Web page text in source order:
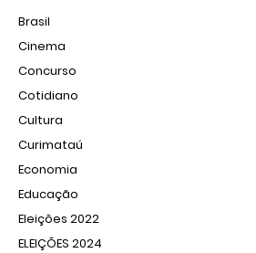
Brasil
Cinema
Concurso
Cotidiano
Cultura
Curimataú
Economia
Educação
Eleições 2022
ELEIÇÕES 2024